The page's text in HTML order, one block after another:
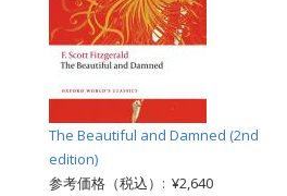
The Beautiful and Damned (2nd
edition)
参考価格（税込）: ¥2,640